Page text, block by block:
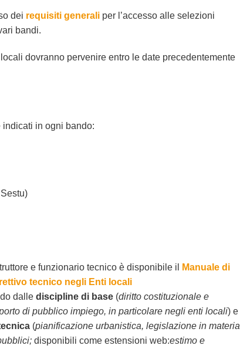
dei requisiti generali per l’accesso alle selezioni
bandi.
dovranno pervenire entro le date precedentemente
indicati in ogni bando:
e funzionario tecnico è disponibile il
Manuale di
tecnico negli Enti locali
dalle discipline di base (diritto costituzionale e
di pubblico impiego, in particolare negli enti locali) e
(pianificazione urbanistica, legislazione in materia
disponibili come estensioni web:estimo e